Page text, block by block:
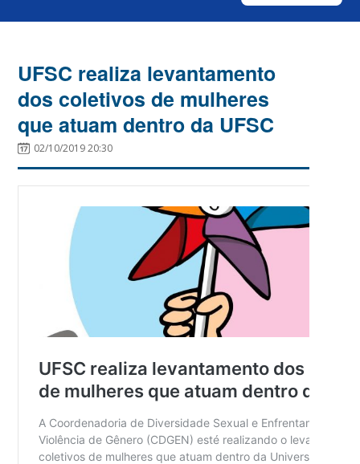
UFSC realiza levantamento
dos coletivos de mulheres
que atuam dentro da UFSC
02/10/2019 20:30